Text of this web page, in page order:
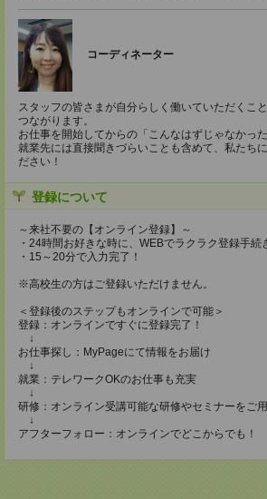
コーディネーター
スタッフの皆さまが自分らしく働いていただくこ
つながります。
お仕事を開始してからの「こんなはずじゃなかっ
就業先には直接聞きづらいことも含めて、私たち
ださい！
登録について
～来社不要の【オンライン登録】～
・24時間お好きな時に、WEBでラクラク登録手続
・15～20分で入力完了！
※高校生の方はご登録いただけません。
＜登録後のステップもオンラインで可能＞
登録：オンラインですぐに登録完了！
↓
お仕事探し：MyPageにて情報をお届け
↓
就業：テレワークOKのお仕事も充実
↓
研修：オンライン受講可能な研修やセミナーをご用
↓
アフターフォロー：オンラインでどこからでも！